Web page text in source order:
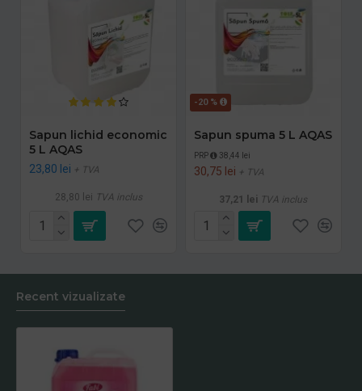
Sapun lichid economic
5 L AQAS
23,80 lei + TVA
28,80 lei TVA inclus
-20 %
Sapun spuma 5 L AQAS
PRP 38,44 lei
30,75 lei + TVA
37,21 lei TVA inclus
Recent vizualizate